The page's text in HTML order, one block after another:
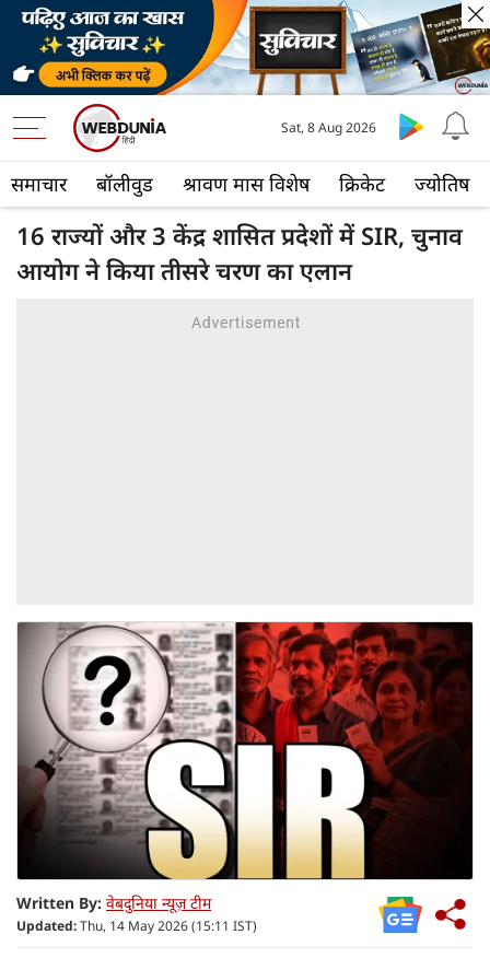
समाचार बॉलीवुड श्रावण मास विशेष क्रिकेट ज्योतिष
Sat, 8 Aug 2026
16 राज्यों और 3 केंद्र शासित प्रदेशों में SIR, चुनाव
आयोग ने किया तीसरे चरण का एलान
Written By: वेबदुनिया न्यूज़ टीम
Updated:Thu, 14 May 2026 (15:11 IST)